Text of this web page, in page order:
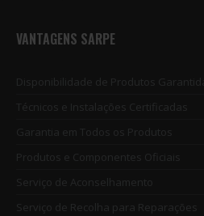
VANTAGENS SARPE
Disponibilidade de Produtos Garantida
Técnicos e Instalações Certificadas
Garantia em Todos os Produtos
Produtos e Componentes Oficiais
Serviço de Aconselhamento
Serviço de Recolha para Reparações